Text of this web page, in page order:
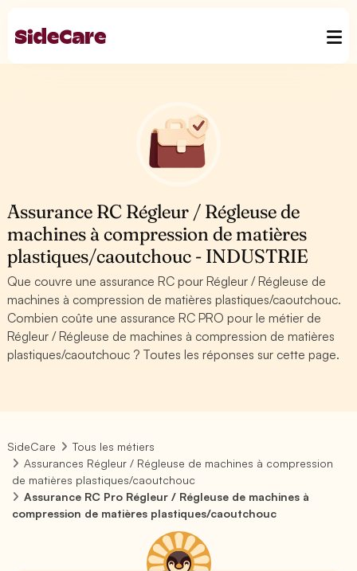
Assurance RC Régleur / Régleuse de
machines à compression de matières
plastiques/caoutchouc - INDUSTRIE
Que couvre une assurance RC pour Régleur / Régleuse de
machines à compression de matières plastiques/caoutchouc.
Combien coûte une assurance RC PRO pour le métier de
Régleur / Régleuse de machines à compression de matières
plastiques/caoutchouc ? Toutes les réponses sur cette page.
SideCare
Tous les métiers
Assurances Régleur / Régleuse de machines à compression
de matières plastiques/caoutchouc
Assurance RC Pro Régleur / Régleuse de machines à
compression de matières plastiques/caoutchouc